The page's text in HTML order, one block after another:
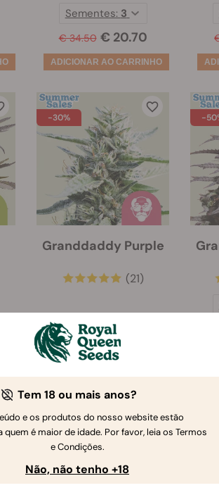
€ 34.50 € 20.70
Sementes: 3
-30%
Granddaddy Purple
(21)
€ 29.00 € 20.30
-
Tem 18 ou mais anos?
e os produtos do nosso website estão
quem é maior de idade. Por favor, leia os Termos
e Condições.
Não, não tenho +18